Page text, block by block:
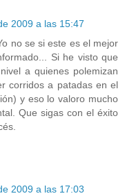
2009 a las 15:47
no se si este es el mejor
Si he visto que
a quienes polemizan
corridos a patadas en el
y eso lo valoro mucho
Que sigas con el éxito
2009 a las 17:03